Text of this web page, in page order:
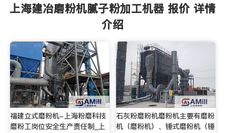
上海建冶磨粉机腻子粉加工机器 报价 详情
介绍
福建立式磨粉机-上海粉磨科技
磨粉工岗位安全生产责任制_上
石灰粉磨粉机磨粉机主要有磨粉
机（磨粉机）、锤式磨粉机（锤